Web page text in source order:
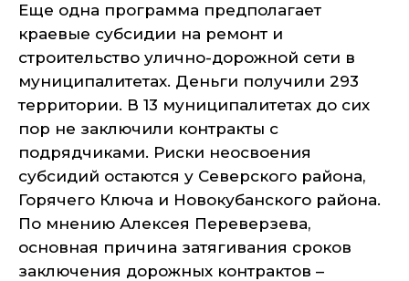
Еще одна программа предполагает
краевые субсидии на ремонт и
строительство улично-дорожной сети в
муниципалитетах. Деньги получили 293
территории. В 13 муниципалитетах до сих
пор не заключили контракты с
подрядчиками. Риски неосвоения
субсидий остаются у Северского района,
Горячего Ключа и Новокубанского района.
По мнению Алексея Переверзева,
основная причина затягивания сроков
заключения дорожных контрактов –